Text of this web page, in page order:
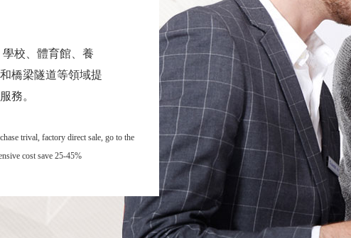
校、體育館、養
橋梁隧道等領域提
務。
trival, factory direct sale, go to the
cost save 25-45%